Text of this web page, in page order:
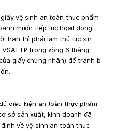
vệ sinh an toàn thực phẩm
muốn tiếp tục hoạt động
hạn thì phải làm thủ tục xin
trong vòng 6 tháng
giấy chứng nhận) để tránh bị
điều kiện an toàn thực phẩm
sở sản xuất, kinh doanh đã
về vệ sinh an toàn thực